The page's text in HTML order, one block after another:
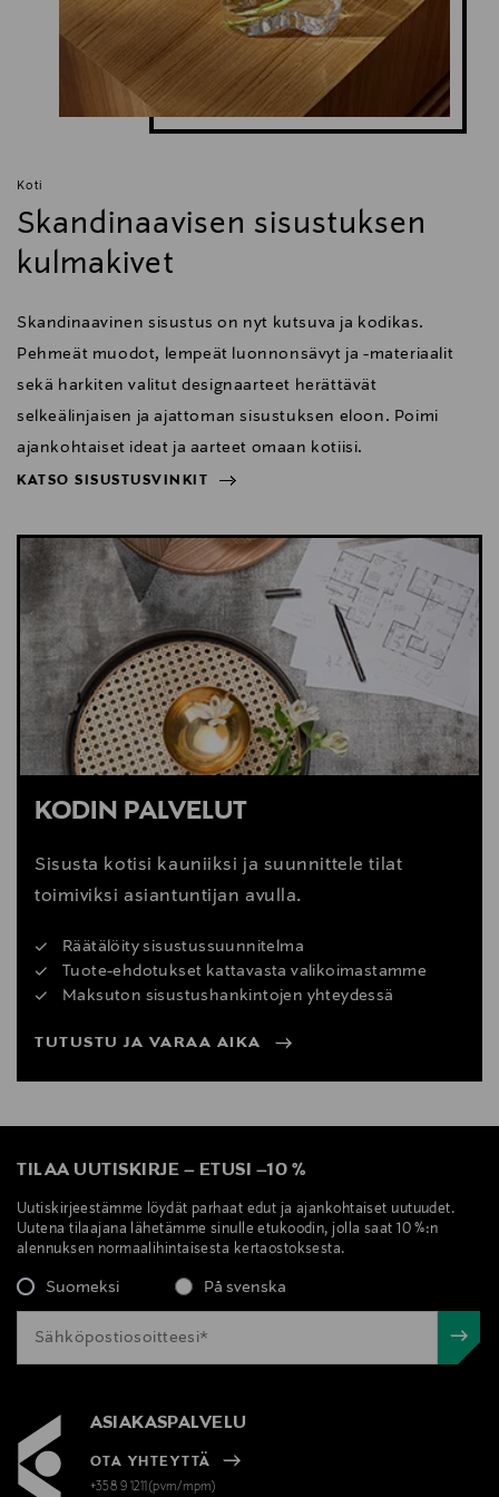
Koti
Skandinaavisen sisustuksen
kulmakivet
Skandinaavinen sisustus on nyt kutsuva ja kodikas.
Pehmeät muodot, lempeät luonnonsävyt ja -materiaalit
sekä harkiten valitut designaarteet herättävät
selkeälinjaisen ja ajattoman sisustuksen eloon. Poimi
ajankohtaiset ideat ja aarteet omaan kotiisi.
KATSO SISUSTUSVINKIT
KATSO SISUSTUSVINKIT
KODIN PALVELUT
Sisusta kotisi kauniiksi ja suunnittele tilat
toimiviksi asiantuntijan avulla.
Räätälöity sisustussuunnitelma
Tuote-ehdotukset kattavasta valikoimastamme
Maksuton sisustushankintojen yhteydessä
TUTUSTU JA VARAA AIKA
TILAA UUTISKIRJE – ETUSI –10 %
Uutiskirjeestämme löydät parhaat edut ja ajankohtaiset uutuudet.
Uutena tilaajana lähetämme sinulle etukoodin, jolla saat 10 %:n
alennuksen normaalihintaisesta kertaostoksesta.
Suomeksi På svenska
ASIAKASPALVELU
OTA YHTEYTTÄ
+358 9 1211(pvm/mpm)